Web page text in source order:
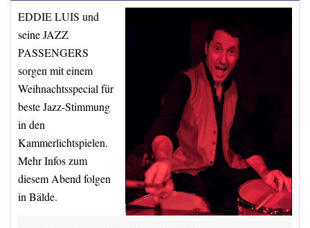
EDDIE LUIS und
seine JAZZ
PASSENGERS
sorgen mit einem
Weihnachtsspecial für
beste Jazz-Stimmung
in den
Kammerlichtspielen.
Mehr Infos zum
diesem Abend folgen
in Bälde.